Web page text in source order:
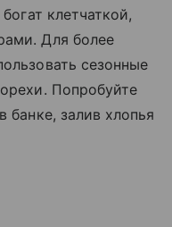
клетчаткой,
Для более
сезонные
Попробуйте
банке, залив хлопья